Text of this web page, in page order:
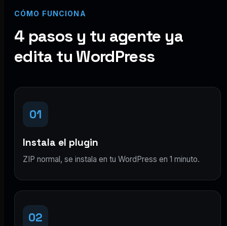
CÓMO FUNCIONA
4 pasos y tu agente ya
edita tu WordPress
01
Instala el plugin
ZIP normal, se instala en tu WordPress en 1 minuto.
02